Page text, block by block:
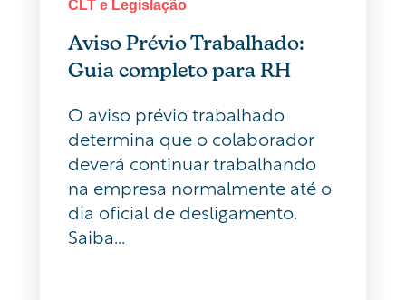
CLT e Legislação
Aviso Prévio Trabalhado:
Guia completo para RH
O aviso prévio trabalhado
determina que o colaborador
deverá continuar trabalhando
na empresa normalmente até o
dia oficial de desligamento.
Saiba...